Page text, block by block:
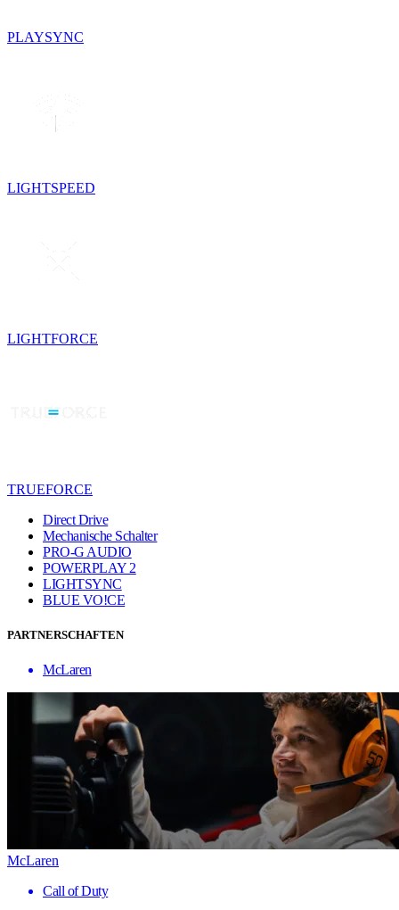
PLAYSYNC
LIGHTSPEED
LIGHTFORCE
TRUEFORCE
Direct Drive
Mechanische Schalter
PRO-G AUDIO
POWERPLAY 2
LIGHTSYNC
BLUE VO!CE
PARTNERSCHAFTEN
McLaren
McLaren
Call of Duty